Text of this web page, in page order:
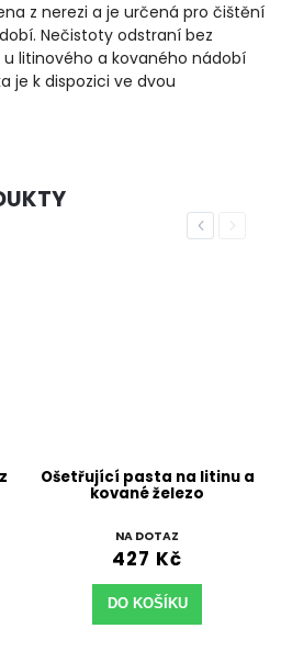
z nerezi a je určená pro čištění
Nečistoty odstraní bez
litinového a kovaného nádobí
je k dispozici ve dvou
Previous
Ošetřující pasta na litinu a
kované železo
NA DOTAZ
427 Kč
DO KOŠÍKU
Next